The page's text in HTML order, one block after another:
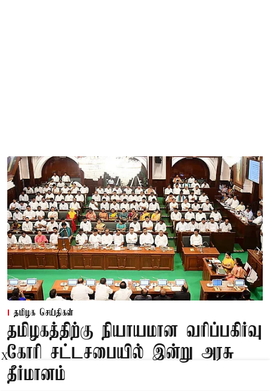
தமிழக செய்திகள்
தமிழகத்திற்கு நியாயமான வரிப்பகிர்வு
கோரி சட்டசபையில் இன்று அரசு
தீர்மானம்
X